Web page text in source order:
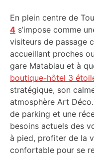
En plein centre de
4 s’impose comme
visiteurs de passage
accueillant proches
gare Matabiau et à
boutique-hôtel 3
stratégique, son
atmosphère Art
de parking et une
besoins actuels des
à pied, profiter de la
confortable pour se